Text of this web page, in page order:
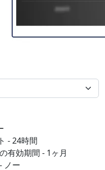
- 24時間
有効期間 - 1ヶ月
ノー